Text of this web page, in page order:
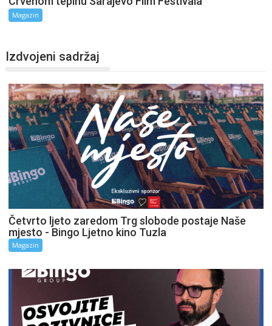
Magazin
Izdvojeni sadržaj
Četvrto ljeto zaredom Trg slobode postaje Naše
mjesto - Bingo Ljetno kino Tuzla
Magazin